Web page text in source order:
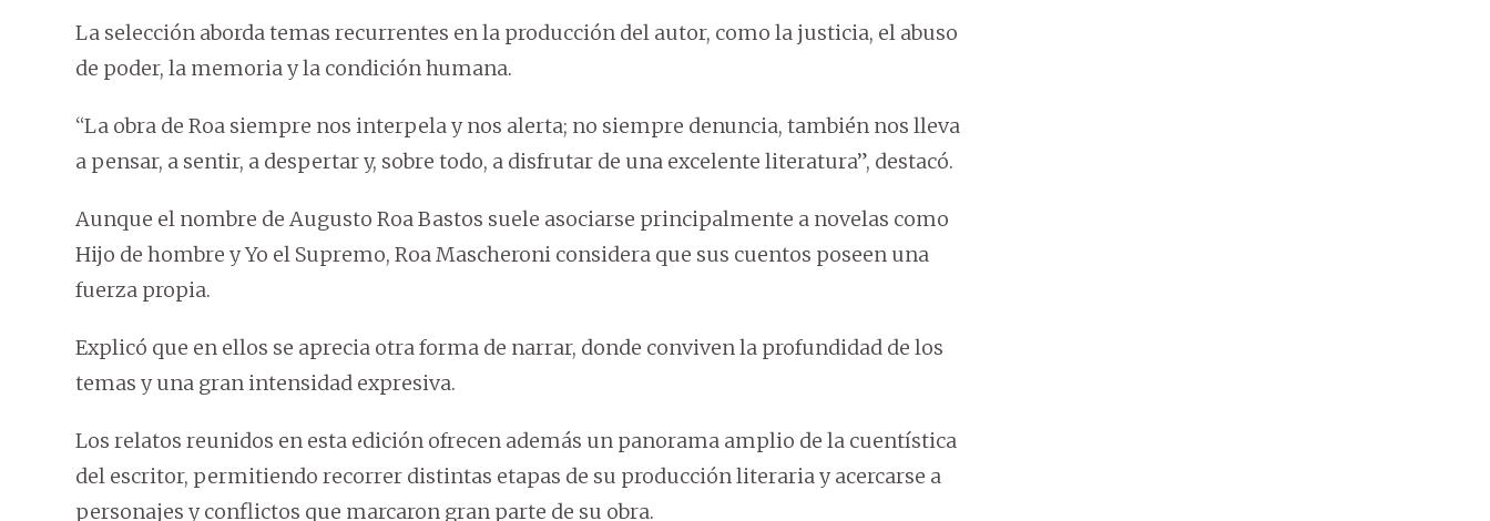
La selección aborda temas recurrentes en la producción del autor, como la justicia, el abuso
de poder, la memoria y la condición humana.
“La obra de Roa siempre nos interpela y nos alerta; no siempre denuncia, también nos lleva
a pensar, a sentir, a despertar y, sobre todo, a disfrutar de una excelente literatura”, destacó.
Aunque el nombre de Augusto Roa Bastos suele asociarse principalmente a novelas como
Hijo de hombre y Yo el Supremo, Roa Mascheroni considera que sus cuentos poseen una
fuerza propia.
Explicó que en ellos se aprecia otra forma de narrar, donde conviven la profundidad de los
temas y una gran intensidad expresiva.
Los relatos reunidos en esta edición ofrecen además un panorama amplio de la cuentística
del escritor, permitiendo recorrer distintas etapas de su producción literaria y acercarse a
personajes y conflictos que marcaron gran parte de su obra.